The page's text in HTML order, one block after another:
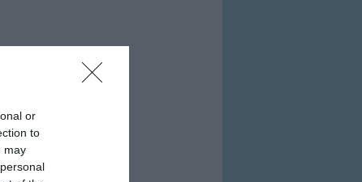
or
to
may